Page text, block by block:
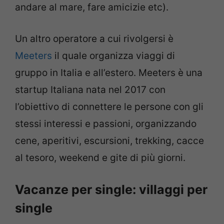
andare al mare, fare amicizie etc).
Un altro operatore a cui rivolgersi è
Meeters il quale organizza viaggi di
gruppo in Italia e all’estero. Meeters è una
startup Italiana nata nel 2017 con
l’obiettivo di connettere le persone con gli
stessi interessi e passioni, organizzando
cene, aperitivi, escursioni, trekking, cacce
al tesoro, weekend e gite di più giorni.
Vacanze per single: villaggi per
single